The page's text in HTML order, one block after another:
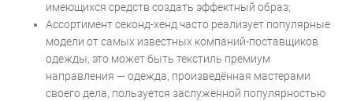
имеющихся средств создать эффектный образ;
Ассортимент секонд-хенд часто реализует популярные
модели от самых известных компаний-поставщиков
одежды, это может быть текстиль премиум
направления — одежда, произведённая мастерами
своего дела, пользуется заслуженной популярностью